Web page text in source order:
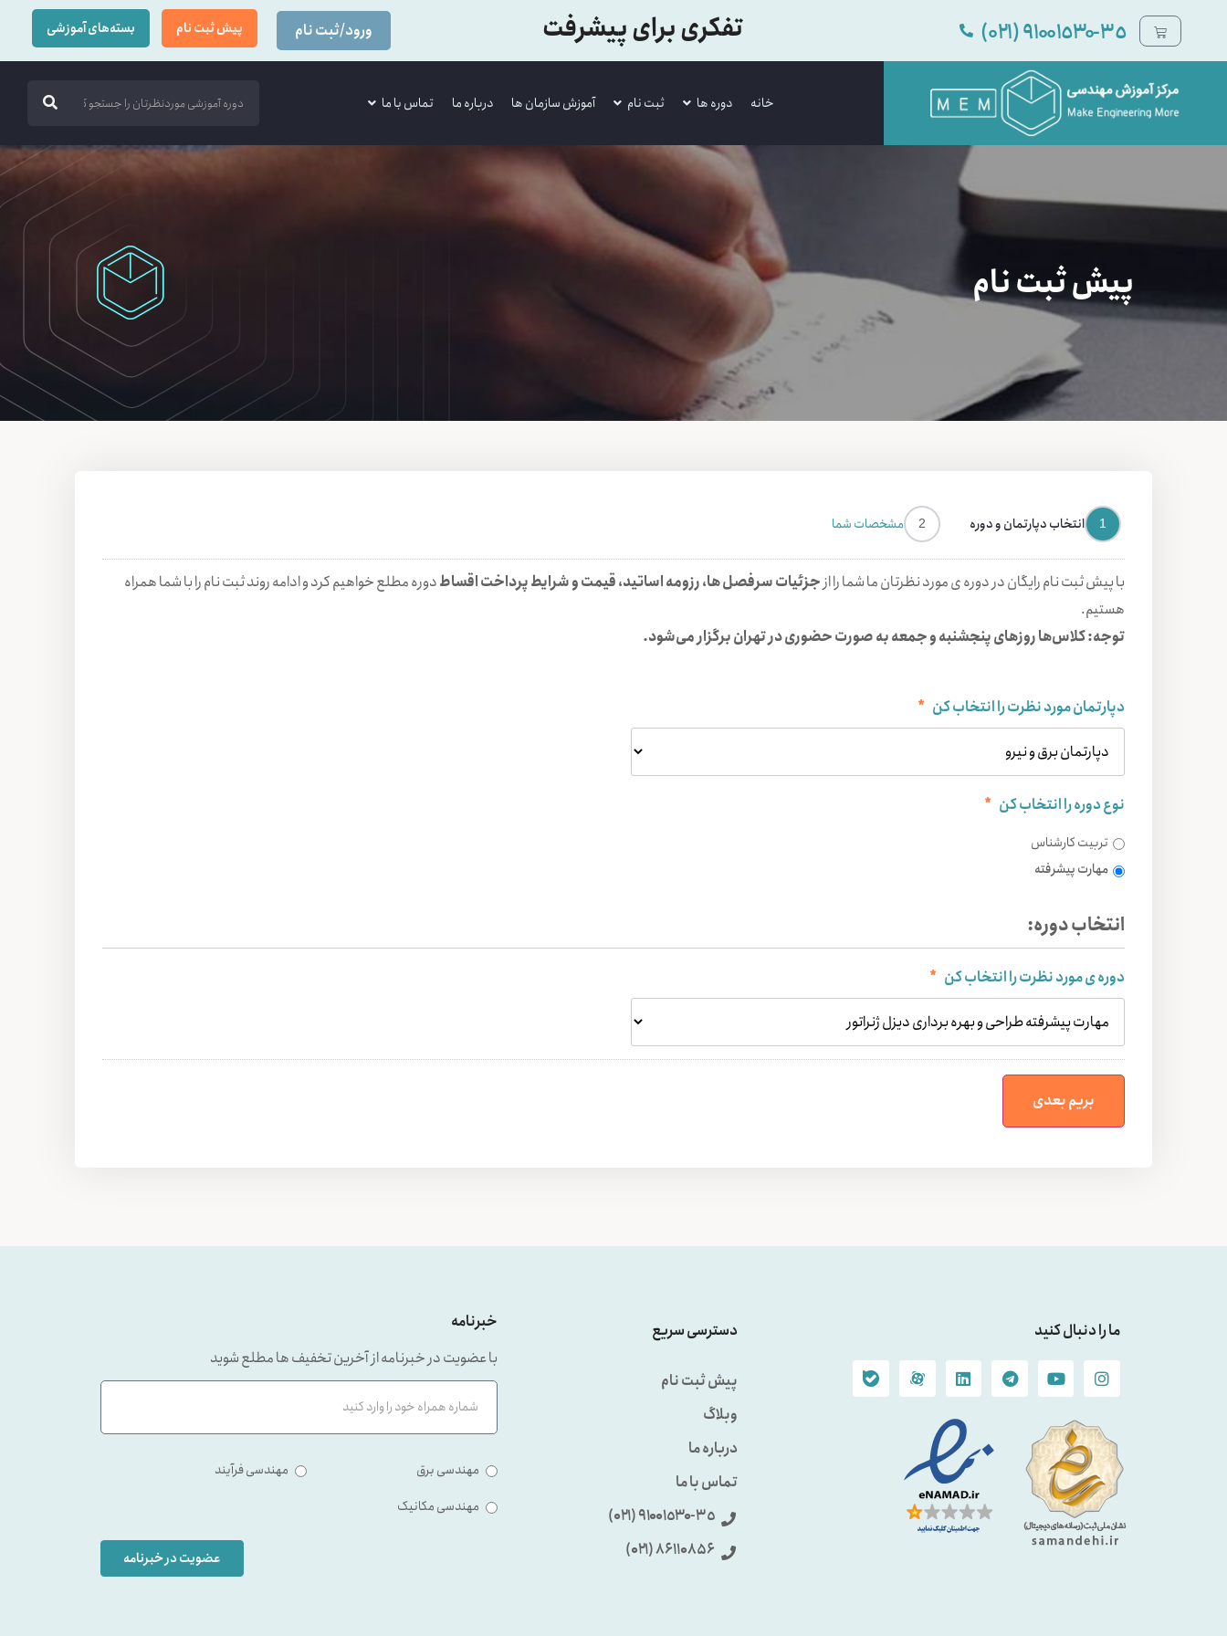
٩۱۰۰۱٥۳۰-۳٥ (۰۲۱) تفکری برای پیشرفت ورود/ثبت نام پیش ثبت نام بسته‌های آموزشی
خانه دوره ها ثبت نام آموزش سازمان ها درباره ما تماس با ما
پیش ثبت نام
پیش ثبت نام
1 انتخاب دپارتمان و دوره 2 مشخصات شما
با پیش ثبت نام رایگان در دوره ی مورد نظرتان ما شما را ازجزئیات سرفصل ها، رزومه اساتید، قیمت و شرایط پرداخت اقساطدوره مطلع خواهیم کرد و ادامه روند ثبت نام را با شما همراه
هستیم.
توجه: کلاس‌ها روزهای پنجشنبه و جمعه به صورت حضوری در تهران برگزار می‌شود.
دپارتمان مورد نظرت را انتخاب کن *
نوع دوره را انتخاب کن *
تربیت کارشناس
مهارت پیشرفته
انتخاب دوره:
دوره ی مورد نظرت را انتخاب کن *
ما را دنبال کنید دسترسی سریع
پیش ثبت نام
وبلاگ
درباره ما
تماس با ما
٩۱۰۰۱٥۳۰-۳٥ (۰۲۱)
86110856 (۰۲۱)
خبرنامه
با عضویت در خبرنامه از آخرین تخفیف ها مطلع شوید
مهندسی برق
مهندسی فرآیند
مهندسی مکانیک
عضویت در خبرنامه